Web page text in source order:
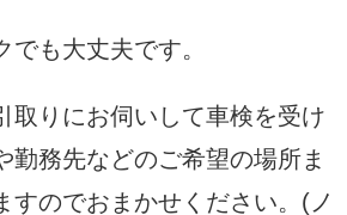
でも大丈夫です。
取りにお伺いして車検を受け
勤務先などのご希望の場所ま
すのでおまかせください。(ノ